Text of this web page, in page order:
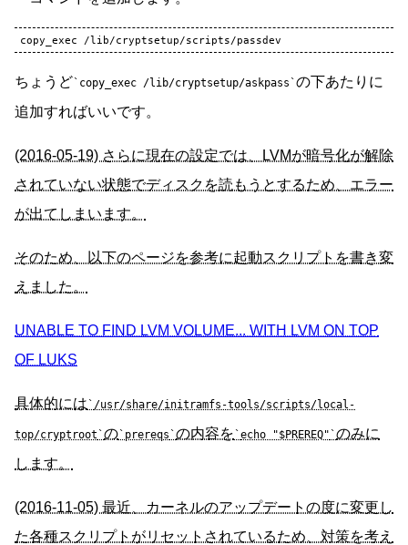
ちょうど copy_exec /lib/cryptsetup/askpass の下あたりに
追加すればいいです。
(2016-05-19) さらに現在の設定では、LVMが暗号化が解除
されていない状態でディスクを読もうとするため、エラー
が出てしまいます。
そのため、以下のページを参考に起動スクリプトを書き変
えました。
UNABLE TO FIND LVM VOLUME... WITH LVM ON TOP
OF LUKS
具体的には /usr/share/initramfs-tools/scripts/local-
top/cryptroot の prereqs の内容を echo "$PREREQ" のみに
します。
(2016-11-05) 最近、カーネルのアップデートの度に変更し
た各種スクリプトがリセットされているため、対策を考え